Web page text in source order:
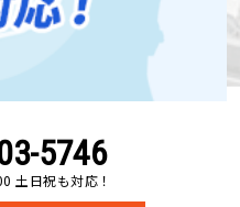
5746
土日祝も対応！